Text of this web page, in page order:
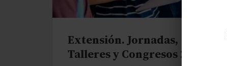
Extensión. Jornadas,
Talleres y Congresos 2026.